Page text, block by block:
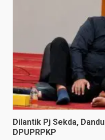
Dilantik Pj Sekda,
DPUPRPKP